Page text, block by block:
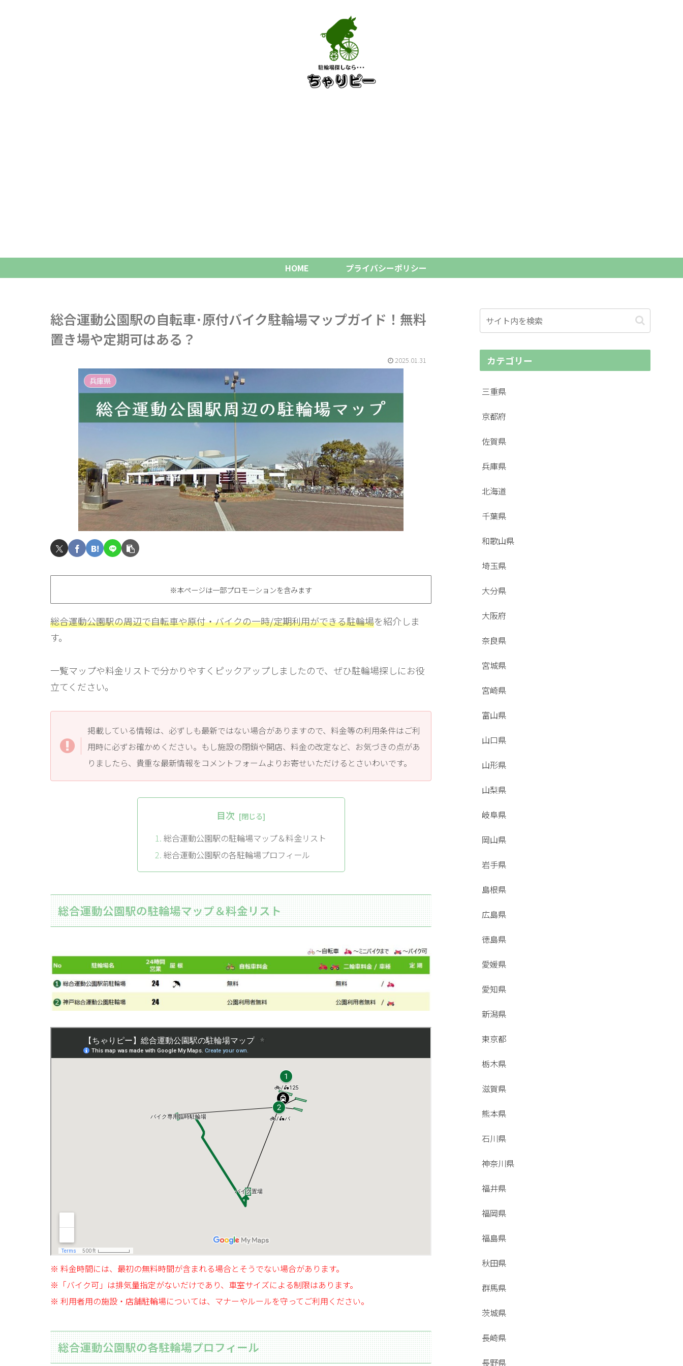
HOME プライバシーポリシー
総合運動公園駅の自転車･原付バイク駐輪場マップガイド！無料
置き場や定期可はある？
2025.01.31
兵庫県
※本ページは一部プロモーションを含みます
総合運動公園駅の周辺で自転車や原付・バイクの一時/定期利用ができる駐輪場を紹介しま
す。
一覧マップや料金リストで分かりやすくピックアップしましたので、ぜひ駐輪場探しにお役
立てください。
掲載している情報は、必ずしも最新ではない場合がありますので、料金等の利用条件はご利
用時に必ずお確かめください。もし施設の閉鎖や開店、料金の改定など、お気づきの点があ
りましたら、貴重な最新情報をコメントフォームよりお寄せいただけるとさいわいです。
目次
総合運動公園駅の駐輪場マップ＆料金リスト
総合運動公園駅の各駐輪場プロフィール
総合運動公園駅の駐輪場マップ＆料金リスト
※ 料金時間には、最初の無料時間が含まれる場合とそうでない場合があります。
※「バイク可」は排気量指定がないだけであり、車室サイズによる制限はあります。
※ 利用者用の施設・店舗駐輪場については、マナーやルールを守ってご利用ください。
総合運動公園駅の各駐輪場プロフィール
カテゴリー
三重県
京都府
佐賀県
兵庫県
北海道
千葉県
和歌山県
埼玉県
大分県
大阪府
奈良県
宮城県
宮崎県
富山県
山口県
山形県
山梨県
岐阜県
岡山県
岩手県
島根県
広島県
徳島県
愛媛県
愛知県
新潟県
東京都
栃木県
滋賀県
熊本県
石川県
神奈川県
福井県
福岡県
福島県
秋田県
群馬県
茨城県
長崎県
長野県